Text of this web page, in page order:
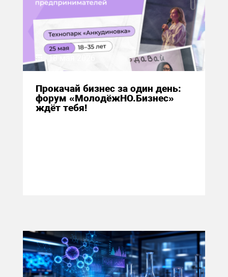
18 мая 2026
Прокачай бизнес за один день:
форум «МолодёжНО.Бизнес»
ждёт тебя!